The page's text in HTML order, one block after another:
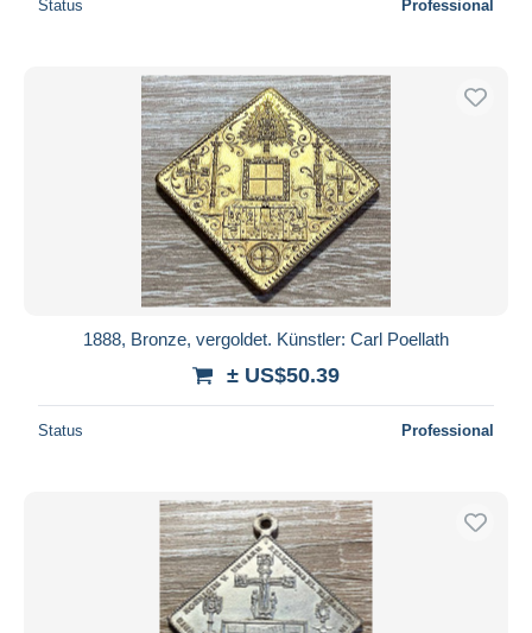
Status Professional
1888, Bronze, vergoldet. Künstler: Carl Poellath
± US$50.39
Status Professional